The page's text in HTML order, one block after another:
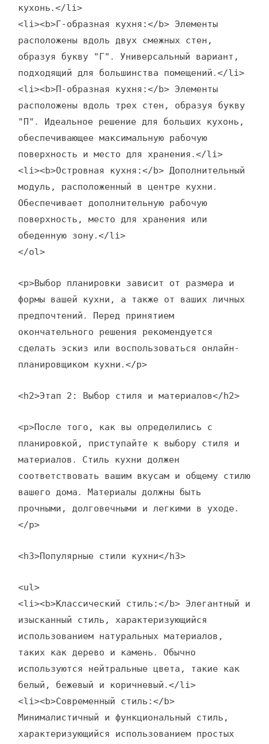
кухонь․</li>
<li><b>Г-образная кухня:</b> Элементы
расположены вдоль двух смежных стен,
образуя букву "Г"․ Универсальный вариант,
подходящий для большинства помещений․</li>
<li><b>П-образная кухня:</b> Элементы
расположены вдоль трех стен, образуя букву
"П"․ Идеальное решение для больших кухонь,
обеспечивающее максимальную рабочую
поверхность и место для хранения․</li>
<li><b>Островная кухня:</b> Дополнительный
модуль, расположенный в центре кухни․
Обеспечивает дополнительную рабочую
поверхность, место для хранения или
обеденную зону․</li>
</ol>
<p>Выбор планировки зависит от размера и
формы вашей кухни, а также от ваших личных
предпочтений․ Перед принятием
окончательного решения рекомендуется
сделать эскиз или воспользоваться онлайн-
планировщиком кухни․</p>
<h2>Этап 2: Выбор стиля и материалов</h2>
<p>После того, как вы определились с
планировкой, приступайте к выбору стиля и
материалов․ Стиль кухни должен
соответствовать вашим вкусам и общему стилю
вашего дома․ Материалы должны быть
прочными, долговечными и легкими в уходе․
</p>
<h3>Популярные стили кухни</h3>
<ul>
<li><b>Классический стиль:</b> Элегантный и
изысканный стиль, характеризующийся
использованием натуральных материалов,
таких как дерево и камень․ Обычно
используются нейтральные цвета, такие как
белый, бежевый и коричневый․</li>
<li><b>Современный стиль:</b>
Минималистичный и функциональный стиль,
характеризующийся использованием простых